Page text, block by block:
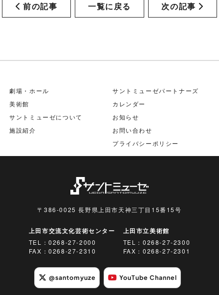
前の記事 一覧に戻る 次の記事
劇場・ホール
美術館
サントミューゼについて
施設紹介
サントミューゼパートナーズ
カレンダー
お知らせ
お問い合わせ
プライバシーポリシー
〒386-0025 長野県上田市天神三丁目15番15号
上田市交流文化芸術センター
TEL：0268-27-2000
FAX：0268-27-2310
上田市立美術館
TEL： 0268-27-2300
FAX：0268-27-2301
@santomyuze YouTube Channel